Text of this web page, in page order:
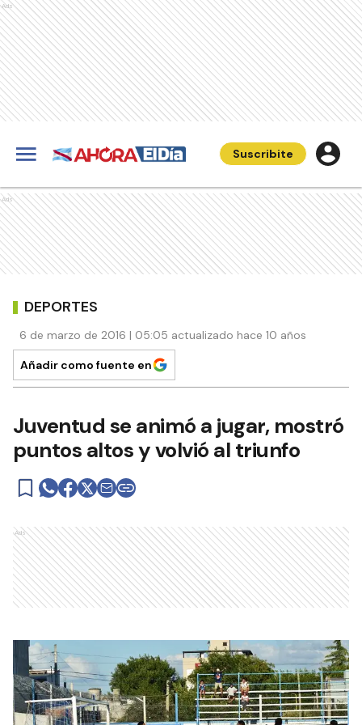
Ads
Suscribite
Ads
DEPORTES
6 de marzo de 2016 | 05:05 actualizado hace 10 años
Añadir como fuente en
Juventud se animó a jugar, mostró
puntos altos y volvió al triunfo
Ads